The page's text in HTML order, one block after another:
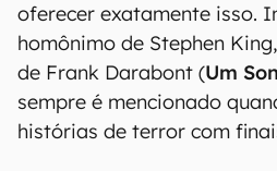
oferecer exatamente isso.
homônimo de Stephen
de Frank Darabont (Um
sempre é mencionado
histórias de terror com